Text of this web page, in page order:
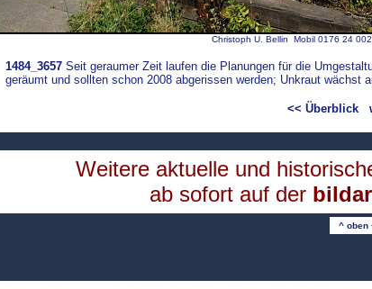
Christoph U. Bellin Mobil 0176 24
1484_3657 Seit geraumer Zeit laufen die Planungen für die
geräumt und sollten schon 2008 abgerissen werden; Unkraut wächst
<< Überblick
Weitere aktuelle und
ab sofort auf der
^ oben